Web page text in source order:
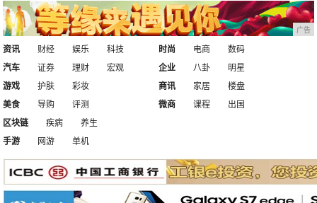
广告
资讯 财经 娱乐
科技
汽车
证券 理财 宏观
时尚 电商
数码
企业
八卦
明星
游戏
护肤
彩妆
美食
导购 评测
商讯 家居
楼盘
微商
课程
出国
区块链
疾病
养生
手游
网游 单机